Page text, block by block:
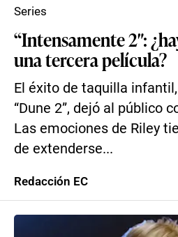
“Intensamente 2″:
una tercera película?
El éxito de taquilla
“Dune 2”, dejó al público
Las emociones de Riley
de extenderse...
Series
Redacción EC